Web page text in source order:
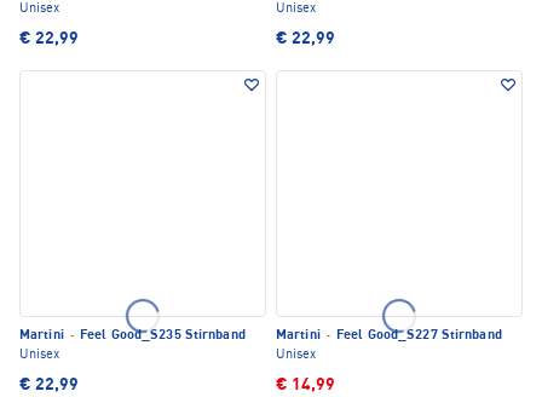
Unisex
€ 22,99
Unisex
€ 22,99
Martini · Feel Good_S235 Stirnband
Unisex
€ 22,99
Martini · Feel Good_S227 Stirnband
Unisex
€ 14,99